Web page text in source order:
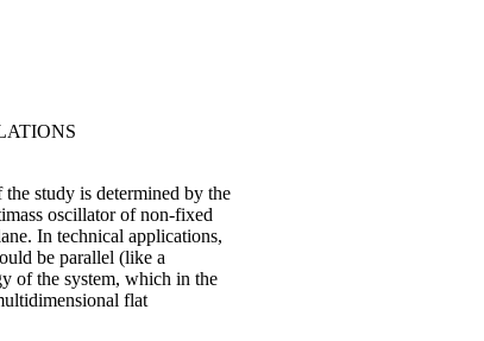
study is determined by the
oscillator of non-fixed
In technical applications,
be parallel (like a
of the system, which in the
flat